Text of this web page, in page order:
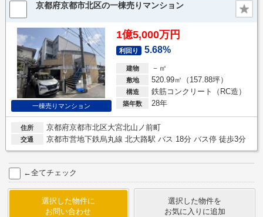
京都府京都市北区の一棟売りマンション
一棟売りマンション
1億5,000万円
利回り 5.68%
建物 －㎡
敷地 520.99㎡（157.88坪）
構造 鉄筋コンクリート（RC造）
築年数 28年
住所 京都府京都市北区大宮北山ノ前町
交通 京都市営地下鉄烏丸線 北大路駅 バス 18分 バス停 徒歩3分
←全てチェック
選択した物件に
お問い合わせ
選択した物件を
お気に入りに追加